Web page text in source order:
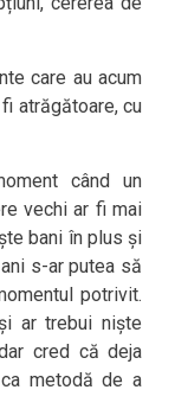
care au acum
atrăgătoare, cu
când un
vechi ar fi mai
bani în plus și
s-ar putea să
potrivit.
ar trebui niște
cred că deja
metodă de a